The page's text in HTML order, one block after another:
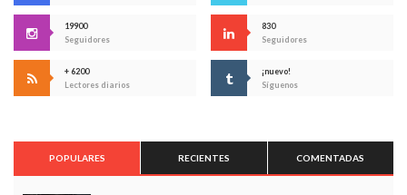
19900
Seguidores
830
Seguidores
+ 6200
Lectores diarios
¡nuevo!
Síguenos
POPULARES RECIENTES COMENTADAS